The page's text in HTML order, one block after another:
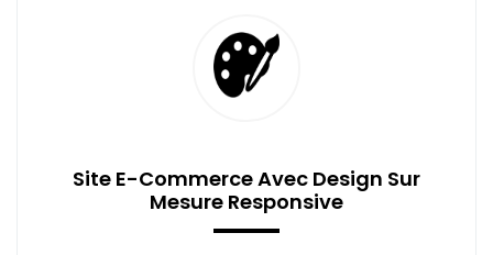
Site E-Commerce Avec Design Sur
Mesure Responsive